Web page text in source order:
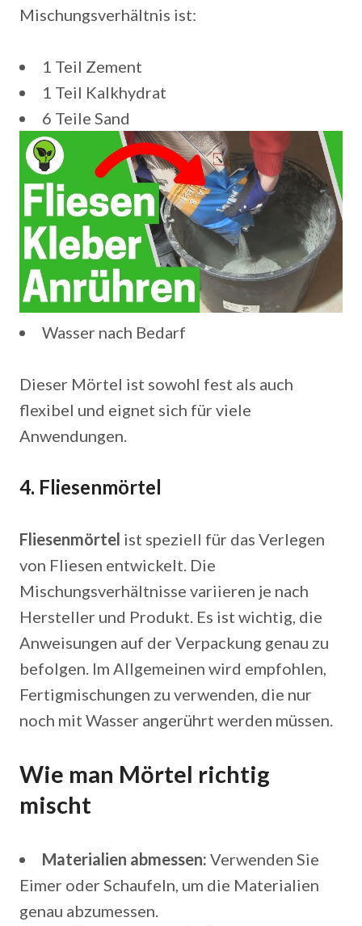
Mischungsverhältnis ist:
1 Teil Zement
1 Teil Kalkhydrat
6 Teile Sand
Wasser nach Bedarf
Dieser Mörtel ist sowohl fest als auch
flexibel und eignet sich für viele
Anwendungen.
4. Fliesenmörtel
Fliesenmörtel ist speziell für das Verlegen
von Fliesen entwickelt. Die
Mischungsverhältnisse variieren je nach
Hersteller und Produkt. Es ist wichtig, die
Anweisungen auf der Verpackung genau zu
befolgen. Im Allgemeinen wird empfohlen,
Fertigmischungen zu verwenden, die nur
noch mit Wasser angerührt werden müssen.
Wie man Mörtel richtig
mischt
Materialien abmessen: Verwenden Sie
Eimer oder Schaufeln, um die Materialien
genau abzumessen.